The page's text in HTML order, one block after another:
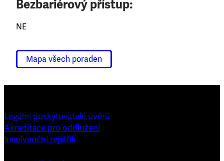
Bezbariérový přístup:
NE
Mapa všech poraden
Legální poskytovatelé úvěrů
Akreditace pro oddlužení
Insolvenční rejstřík